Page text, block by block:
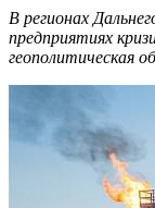
В регионах
предприятиях
геополитическая